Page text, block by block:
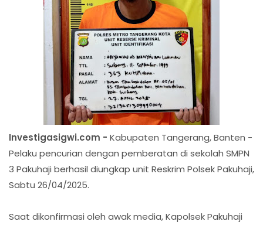
Investigasigwi.com - Kabupaten Tangerang, Banten -
Pelaku pencurian dengan pemberatan di sekolah SMPN
3 Pakuhaji berhasil diungkap unit Reskrim Polsek Pakuhaji,
Sabtu 26/04/2025.
Saat dikonfirmasi oleh awak media, Kapolsek Pakuhaji